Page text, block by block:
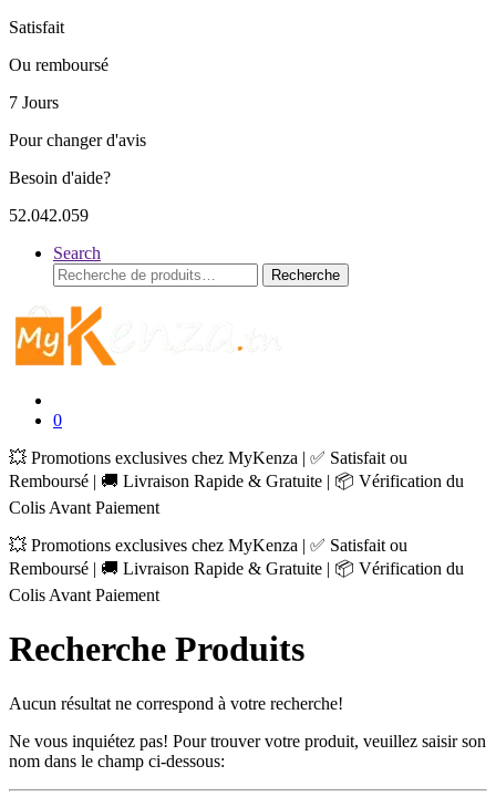
Satisfait
Ou remboursé
7 Jours
Pour changer d'avis
Besoin d'aide?
52.042.059
Search
Recherche
pour :
Recherche
0
💥 Promotions exclusives chez MyKenza | ✅ Satisfait ou
Remboursé | 🚚 Livraison Rapide & Gratuite | 📦 Vérification du
Colis Avant Paiement
💥 Promotions exclusives chez MyKenza | ✅ Satisfait ou
Remboursé | 🚚 Livraison Rapide & Gratuite | 📦 Vérification du
Colis Avant Paiement
Recherche Produits
Aucun résultat ne correspond à votre recherche!
Ne vous inquiétez pas! Pour trouver votre produit, veuillez saisir son
nom dans le champ ci-dessous: